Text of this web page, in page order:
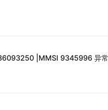
|MMSI 9345996 异常